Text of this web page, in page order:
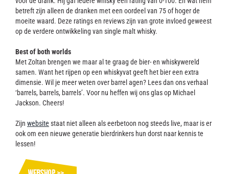
betreft zijn alleen de dranken met een oordeel van 75 of hoger de
moeite waard. Deze ratings en reviews zijn van grote invloed geweest
op de verdere ontwikkeling van single malt whisky.
Best of both worlds
Met Zoltan brengen we maar al te graag de bier- en whiskywereld
samen. Want het rijpen op een whiskyvat geeft het bier een extra
dimensie. Wil je meer weten over barrel agen? Lees dan ons verhaal
‘barrels, barrels, barrels’. Voor nu heffen wij ons glas op Michael
Jackson. Cheers!
Zijn website staat niet alleen als eerbetoon nog steeds live, maar is er
ook om een nieuwe generatie bierdrinkers hun dorst naar kennis te
lessen!